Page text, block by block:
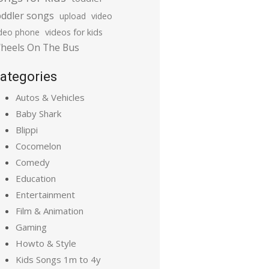
songs upload video
phone videos for kids
On The Bus
Autos & Vehicles
Baby Shark
Blippi
Cocomelon
Comedy
Education
Entertainment
Film & Animation
Gaming
Howto & Style
Kids Songs 1m to 4y